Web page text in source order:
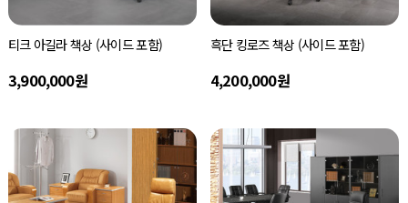
티크 아길라 책상 (사이드 포함)
3,900,000원
흑단 킹로즈 책상 (사이드 포함)
4,200,000원